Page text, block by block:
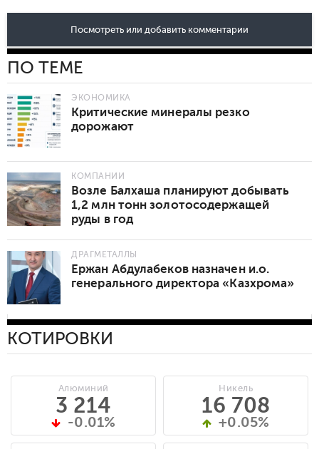
Посмотреть или добавить комментарии
ПО ТЕМЕ
ЭКОНОМИКА
Критические минералы резко
дорожают
КОМПАНИИ
Возле Балхаша планируют добывать
1,2 млн тонн золотосодержащей
руды в год
ДРАГМЕТАЛЛЫ
Ержан Абдулабеков назначен и.о.
генерального директора «Казхрома»
КОТИРОВКИ
Алюминий
3 214
-0.01%
Никель
16 708
+0.05%